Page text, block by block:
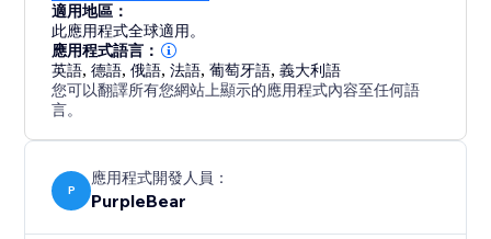
適用地區：
此應用程式全球適用。
應用程式語言：
英語,德語,俄語,法語,葡萄牙語,義大利語
您可以翻譯所有您網站上顯示的應用程式內容至任何語
言。
P
應用程式開發人員：
PurpleBear